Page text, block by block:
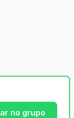
no grupo